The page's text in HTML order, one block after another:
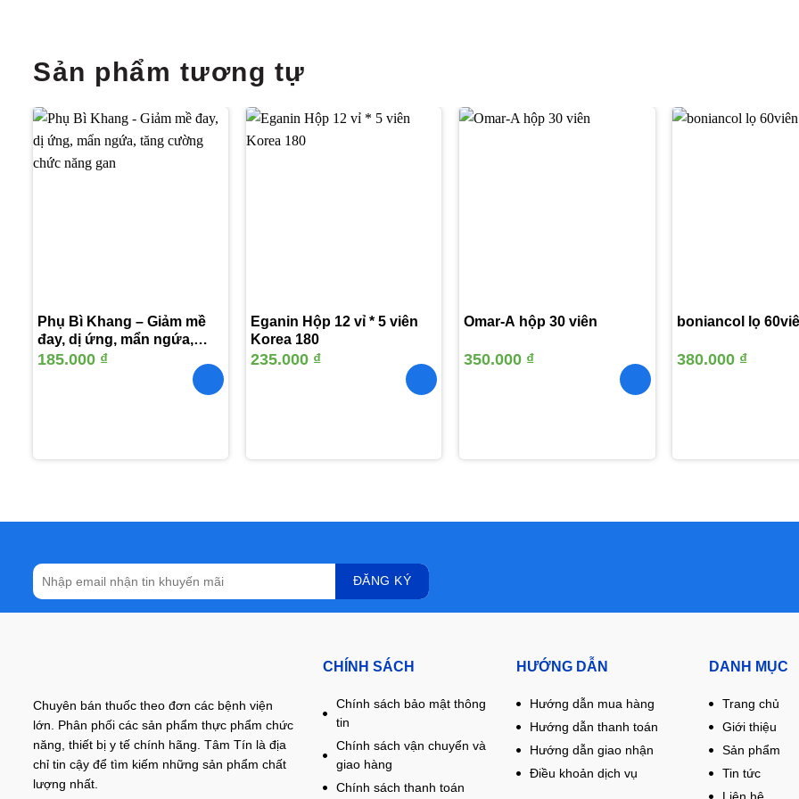
Sản phẩm tương tự
Phụ Bì Khang – Giảm mề
đay, dị ứng, mẩn ngứa,
tăng cường chức năng
185.000 ₫
Eganin Hộp 12 vỉ * 5 viên
Korea 180
235.000 ₫
Omar-A hộp 30 viên
350.000 ₫
boniancol lọ
380.000 ₫
Chuyên bán thuốc theo đơn các bệnh viện
lớn. Phân phối các sản phẩm thực phẩm chức
năng, thiết bị y tế chính hãng. Tâm Tín là địa
chỉ tin cậy để tìm kiếm những sản phẩm chất
lượng nhất.
CHÍNH SÁCH
Chính sách bảo mật thông
tin
Chính sách vận chuyển và
giao hàng
Chính sách thanh toán
HƯỚNG DẪN
Hướng dẫn mua hàng
Hướng dẫn thanh toán
Hướng dẫn giao nhận
Điều khoản dịch vụ
DANH MỤC
Trang chủ
Giới thiệu
Sản phẩm
Tin tức